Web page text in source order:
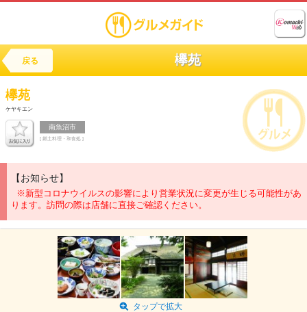
戻る 欅苑
欅苑
ケヤキエン
南魚沼市
[ 郷土料理・和食処 ]
【お知らせ】
※新型コロナウイルスの影響により営業状況に変更が生じる可能性があ
ります。訪問の際は店舗に直接ご確認ください。
タップで拡大